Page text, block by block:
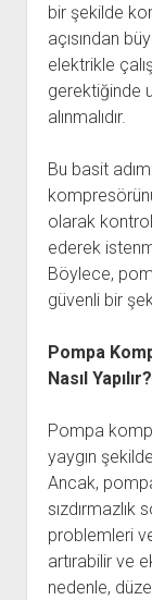
bir şekilde
açısından
elektrikle
gerektiğinde
alınmalıdır.
Bu basit
olarak
ederek
Böylece,
güvenli bir
Pompa
Nasıl Yapılır?
Pompa
yaygın
Ancak,
sızdırmazlık
problemleri
artırabilir ve
nedenle,